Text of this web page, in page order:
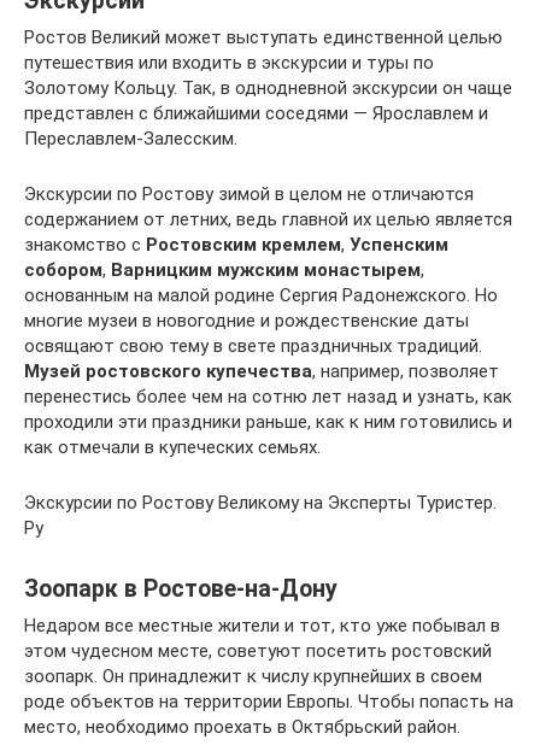
Ростов Великий может выступать единственной целью
путешествия или входить в экскурсии и туры по
Золотому Кольцу. Так, в однодневной экскурсии он чаще
представлен с ближайшими соседями — Ярославлем и
Переславлем-Залесским.
Экскурсии по Ростову зимой в целом не отличаются
содержанием от летних, ведь главной их целью является
знакомство с Ростовским кремлем, Успенским
собором, Варницким мужским монастырем,
основанным на малой родине Сергия Радонежского. Но
многие музеи в новогодние и рождественские даты
освящают свою тему в свете праздничных традиций.
Музей ростовского купечества, например, позволяет
перенестись более чем на сотню лет назад и узнать, как
проходили эти праздники раньше, как к ним готовились и
как отмечали в купеческих семьях.
Экскурсии по Ростову Великому на Эксперты Туристер.
Ру
Зоопарк в Ростове-на-Дону
Недаром все местные жители и тот, кто уже побывал в
этом чудесном месте, советуют посетить ростовский
зоопарк. Он принадлежит к числу крупнейших в своем
роде объектов на территории Европы. Чтобы попасть на
место, необходимо проехать в Октябрьский район.